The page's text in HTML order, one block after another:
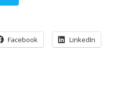
Facebook LinkedIn